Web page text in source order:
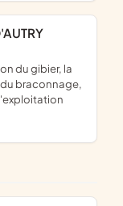
braconnage,